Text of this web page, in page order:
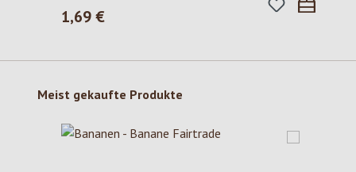
Regulärer Preis:
1,69 €
Produktgalerie überspringen
Meist gekaufte Produkte